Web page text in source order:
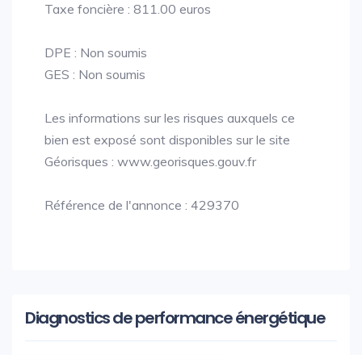
Taxe foncière : 811.00 euros
DPE : Non soumis
GES : Non soumis
Les informations sur les risques auxquels ce
bien est exposé sont disponibles sur le site
Géorisques : www.georisques.gouv.fr
Référence de l'annonce : 429370
Diagnostics de performance énergétique